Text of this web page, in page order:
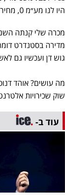
היו לנו מע״מ 0, מחיר למשתכן,
מכרה שלי קנתה
מדירה בסטנדרט
גוש דן ועכשיו גם
מה עושים? אוהד
שוק שכירויות
עוד ב-